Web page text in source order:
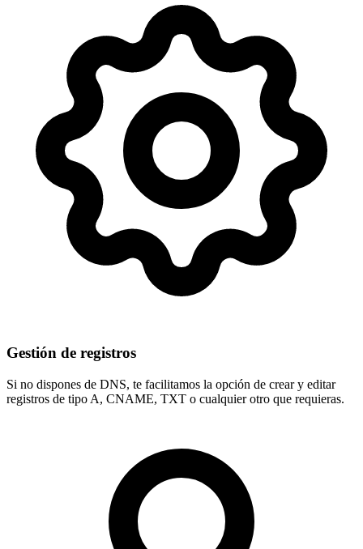
Gestión de registros
Si no dispones de DNS, te facilitamos la opción de crear y editar
registros de tipo A, CNAME, TXT o cualquier otro que requieras.